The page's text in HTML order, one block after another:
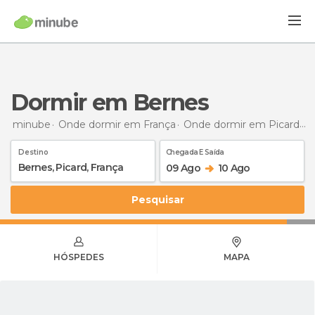
Dormir em Bernes
minube Onde dormir em França Onde dormir em Picard
Destino Chegada E Saída
09 Ago 10 Ago
Pesquisar
HÓSPEDES MAPA